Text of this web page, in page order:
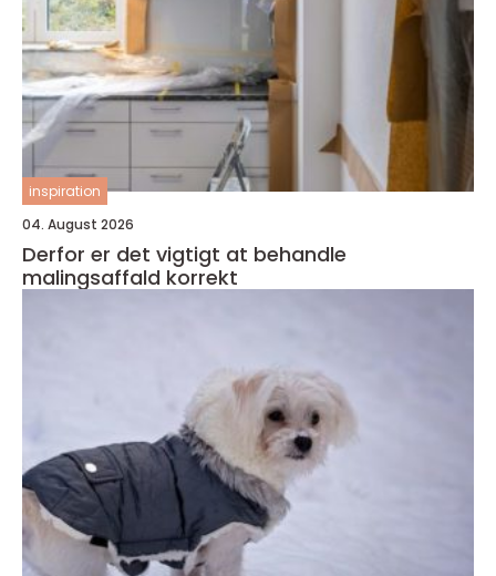
inspiration
04. August 2026
Derfor er det vigtigt at behandle
malingsaffald korrekt